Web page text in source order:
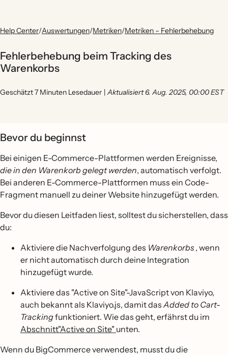
Help Center/Auswertungen/Metriken/Metriken – Fehlerbehebung
Fehlerbehebung beim Tracking des
Warenkorbs
Geschätzt 7 Minuten Lesedauer | Aktualisiert 6. Aug. 2025, 00:00 EST
Bevor du beginnst
Bei einigen E-Commerce-Plattformen werden Ereignisse,
die in den Warenkorb gelegt werden, automatisch verfolgt.
Bei anderen E-Commerce-Plattformen muss ein Code-
Fragment manuell zu deiner Website hinzugefügt werden.
Bevor du diesen Leitfaden liest, solltest du sicherstellen, dass
du:
Aktiviere die Nachverfolgung des Warenkorbs, wenn
er nicht automatisch durch deine Integration
hinzugefügt wurde.
Aktiviere das "Active on Site"-JavaScript von Klaviyo,
auch bekannt als Klaviyo.js, damit dasAdded to Cart-
Trackingfunktioniert. Wie das geht, erfährst du im
Abschnitt"Active on Site" unten.
Wenn du BigCommerce verwendest, musst du die